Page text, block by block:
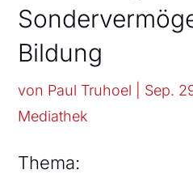
Bildung
von Paul Truhoel Sep.
Mediathek
Thema: